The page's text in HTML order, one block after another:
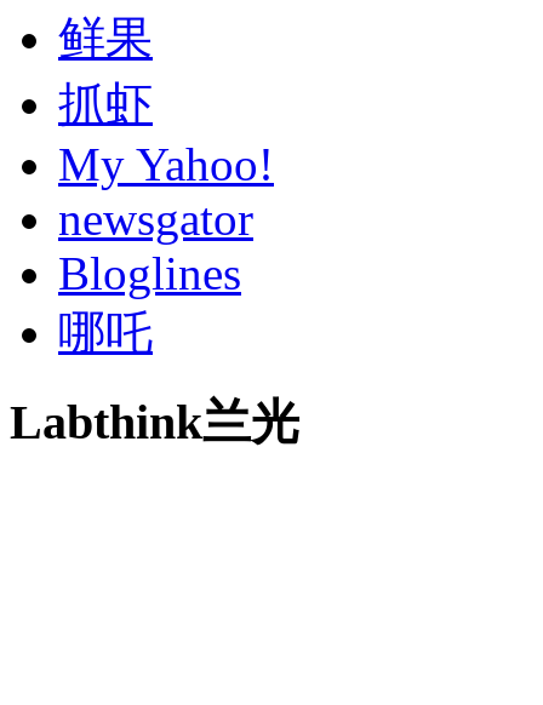
鲜果
抓虾
My Yahoo!
newsgator
Bloglines
哪吒
Labthink兰光